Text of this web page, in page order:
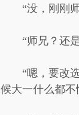
“没，刚刚
“师兄？还
“嗯，要改
候大一什么都不